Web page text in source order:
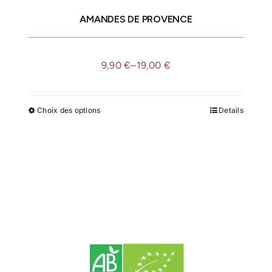
IDÉES CADEAUX
AMANDES DE PROVENCE
9,90 €–19,00 €
Choix des optionsCe
être
choisies
Details